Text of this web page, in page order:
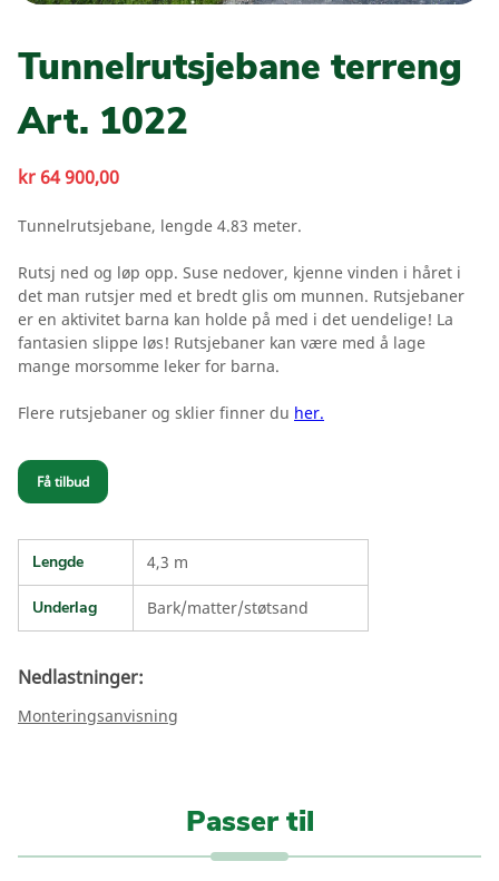
Tunnelrutsjebane terreng
Art. 1022
kr 64 900,00
Tunnelrutsjebane, lengde 4.83 meter.
Rutsj ned og løp opp. Suse nedover, kjenne vinden i håret i
det man rutsjer med et bredt glis om munnen. Rutsjebaner
er en aktivitet barna kan holde på med i det uendelige! La
fantasien slippe løs! Rutsjebaner kan være med å lage
mange morsomme leker for barna.
Flere rutsjebaner og sklier finner du her.
Få tilbud
Lengde 4,3 m
Underlag Bark/matter/støtsand
Nedlastninger:
Monteringsanvisning
Passer til